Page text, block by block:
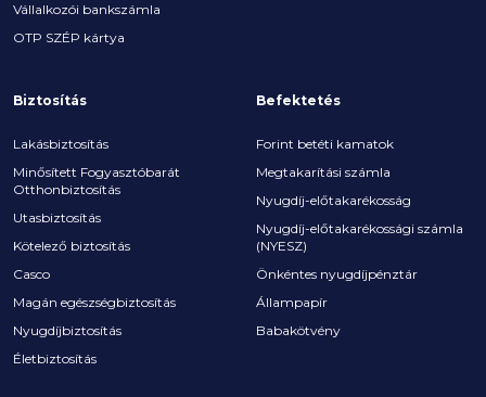
Vállalkozói bankszámla
OTP SZÉP kártya
Biztosítás
Lakásbiztosítás
Minősített Fogyasztóbarát
Otthonbiztosítás
Utasbiztosítás
Kötelező biztosítás
Casco
Magán egészségbiztosítás
Nyugdíjbiztosítás
Életbiztosítás
Befektetés
Forint betéti kamatok
Megtakarítási számla
Nyugdíj-előtakarékosság
Nyugdíj-előtakarékossági számla
(NYESZ)
Önkéntes nyugdíjpénztár
Állampapír
Babakötvény